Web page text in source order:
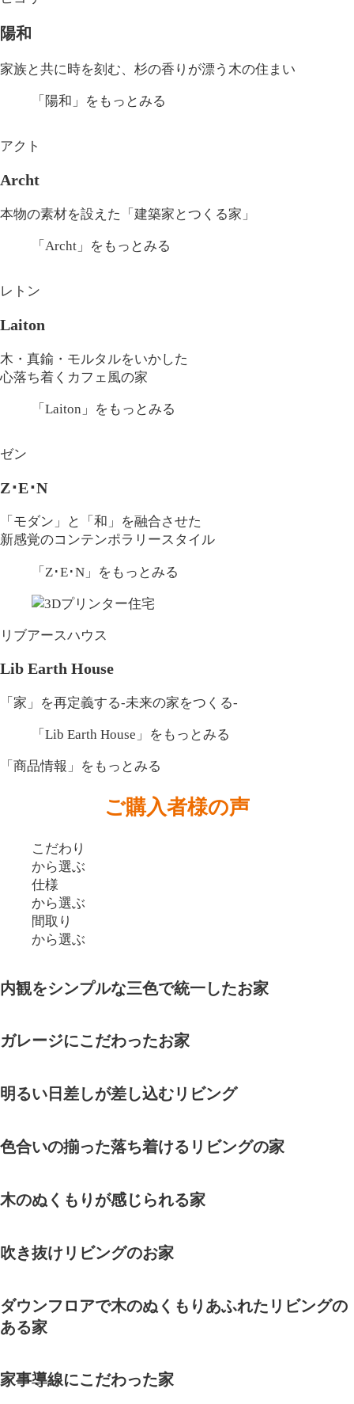
陽和
家族と共に時を刻む、杉の香りが漂う木の住まい
「陽和」 をもっとみる
アクト
Archt
本物の素材を設えた「建築家とつくる家」
「Archt」 をもっとみる
レトン
Laiton
木・真鍮・モルタルをいかした
心落ち着くカフェ風の家
「Laiton」 をもっとみる
ゼン
Z･E･N
「モダン」と「和」を融合させた
新感覚のコンテンポラリースタイル
「Z･E･N」 をもっとみる
リブアースハウス
Lib Earth House
「家」を再定義する-未来の家をつくる-
「Lib Earth House」 をもっとみる
「商品情報」 をもっとみる
ご購入者様の声
こだわり
から選ぶ
仕様
から選ぶ
間取り
から選ぶ
内観をシンプルな三色で統一したお家
ガレージにこだわったお家
明るい日差しが差し込むリビング
色合いの揃った落ち着けるリビングの家
木のぬくもりが感じられる家
吹き抜けリビングのお家
ダウンフロアで木のぬくもりあふれたリビングの
ある家
家事導線にこだわった家